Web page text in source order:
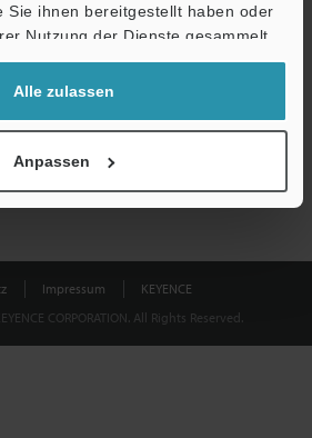
Sie ihnen bereitgestellt haben oder
Nutzung der Dienste gesammelt
Alle zulassen
Anpassen
- Ihre Daten werden niemals
Impressum
KEYENCE
CORPORATION. All Rights Reserved.